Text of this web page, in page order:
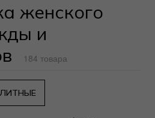
женского
и
184 товара